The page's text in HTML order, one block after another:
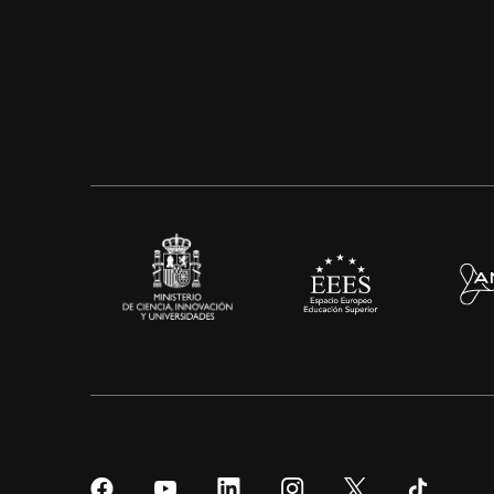
SíguenosSíguenos SíguenosSíguenos Síguenos